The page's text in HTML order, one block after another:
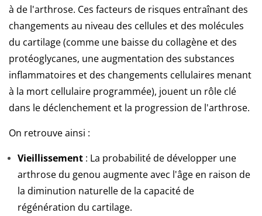
à de l'arthrose. Ces facteurs de risques entraînant des
changements au niveau des cellules et des molécules
du cartilage (comme une baisse du collagène et des
protéoglycanes, une augmentation des substances
inflammatoires et des changements cellulaires menant
à la mort cellulaire programmée), jouent un rôle clé
dans le déclenchement et la progression de l'arthrose.
On retrouve ainsi :
Vieillissement : La probabilité de développer une
arthrose du genou augmente avec l'âge en raison de
la diminution naturelle de la capacité de
régénération du cartilage.